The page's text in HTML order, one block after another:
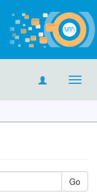
Go